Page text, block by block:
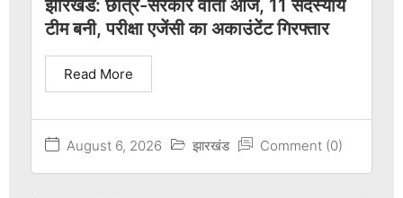
झारखंड: छात्र-सरकार वार्ता आज, 11 सदस्यीय
टीम बनी, परीक्षा एजेंसी का अकाउंटेंट गिरफ्तार
August 6, 2026 झारखंड Comment (0)
Read More